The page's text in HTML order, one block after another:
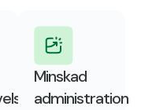
Minskad
administration